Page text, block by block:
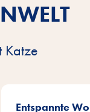
Katze
Entspannte